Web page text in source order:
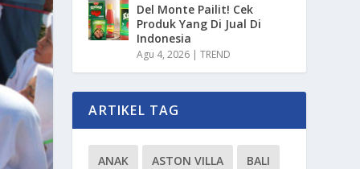
Del Monte Pailit! Cek
Produk Yang Di Jual Di
Indonesia
Agu 4, 2026 |TREND
ARTIKEL TAG
ANAK ASTON VILLA BALI